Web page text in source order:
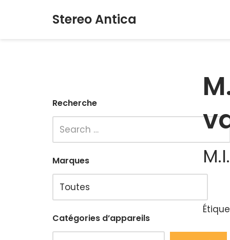
Stereo Antica
Recherche
Marques
Catégories d’appareils